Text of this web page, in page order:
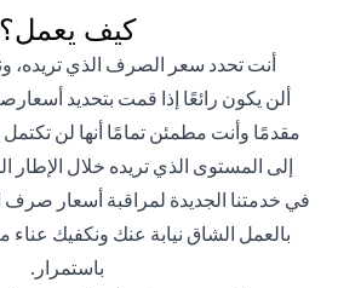
كيف يعمل؟
أنت تحدد سعر الصرف الذي تريده،
ألن يكون رائعًا إذا قمت بتحديد
مقدمًا وأنت مطمئن تمامًا أنها لن تكتمل
إلى المستوى الذي تريده خلال الإطار
في خدمتنا الجديدة لمراقبة أسعار صرف
بالعمل الشاق نيابة عنك ونكفيك عناء
باستمرار.